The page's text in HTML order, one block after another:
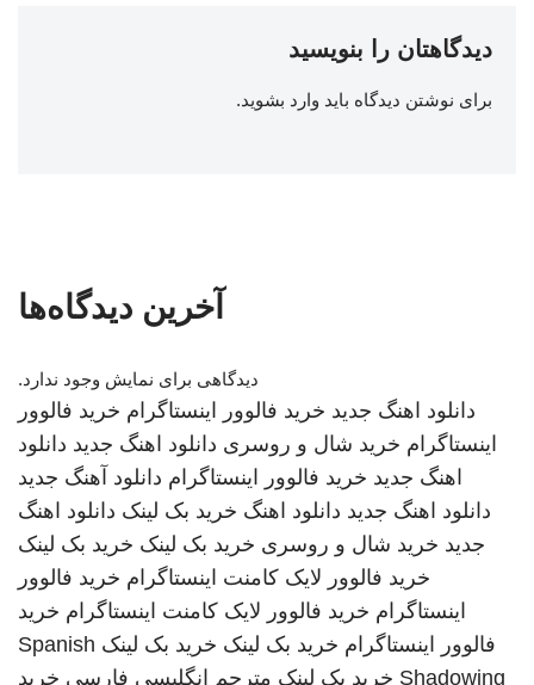
دیدگاهتان را بنویسید
برای نوشتن دیدگاه باید وارد بشوید.
آخرین دیدگاه‌ها
دیدگاهی برای نمایش وجود ندارد.
دانلود اهنگ جدید خرید فالوور اینستاگرام خرید فالوور
اینستاگرام خرید شال و روسری دانلود اهنگ جدید دانلود
اهنگ جدید خرید فالوور اینستاگرام دانلود آهنگ جدید
دانلود اهنگ جدید دانلود اهنگ خرید بک لینک دانلود اهنگ
جدید خرید شال و روسری خرید بک لینک خرید بک لینک
خرید فالوور لایک کامنت اینستاگرام خرید فالوور
اینستاگرام خرید فالوور لایک کامنت اینستاگرام خرید
فالوور اینستاگرام خرید بک لینک خرید بک لینک Spanish
Shadowing خرید بک لینک مترجم انگلیسی فارسی خرید